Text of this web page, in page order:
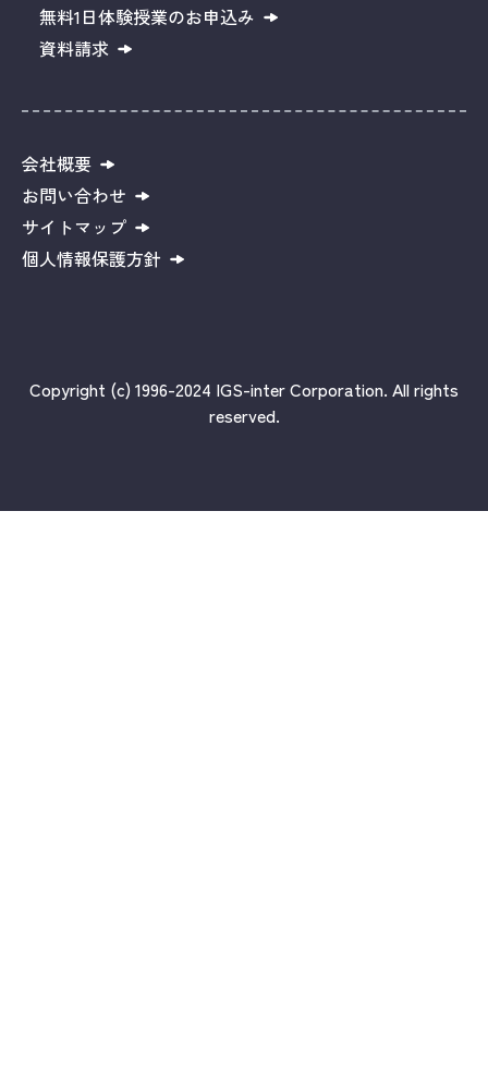
無料1日体験授業のお申込み
資料請求
会社概要
お問い合わせ
サイトマップ
個人情報保護方針
Copyright (c) 1996-2024 IGS-inter Corporation. All rights
reserved.